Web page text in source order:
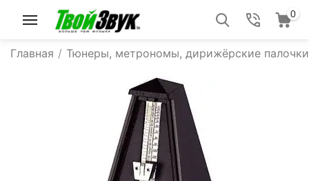
0
Главная / Тюнеры, метрономы, дирижёрские палочки